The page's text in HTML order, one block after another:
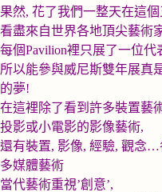
果然, 花了我們一整天在這
看盡來自世界各地頂尖藝術
每個Pavilion裡只展了一位代
所以能參與威尼斯雙年展真
的夢!
在這裡除了看到許多裝置藝
投影或小電影的影像藝術,
還有裝置, 影像, 經驗, 觀念…
多媒體藝術
當代藝術重視’創意’,